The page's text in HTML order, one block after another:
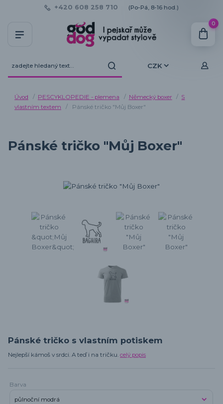
CZK
+420 608 258 710 (Po-Pá, 8-16 hod.)
0
Úvod PESCYKLOPEDIE - plemena Německý boxer
S
vlastním textem
Pánské tričko "Můj Boxer"
Pánské tričko "Můj Boxer"
Pánské tričko s vlastním potiskem
Nejlepší kámoš v srdci. A teď i na tričku. celý popis
Barva